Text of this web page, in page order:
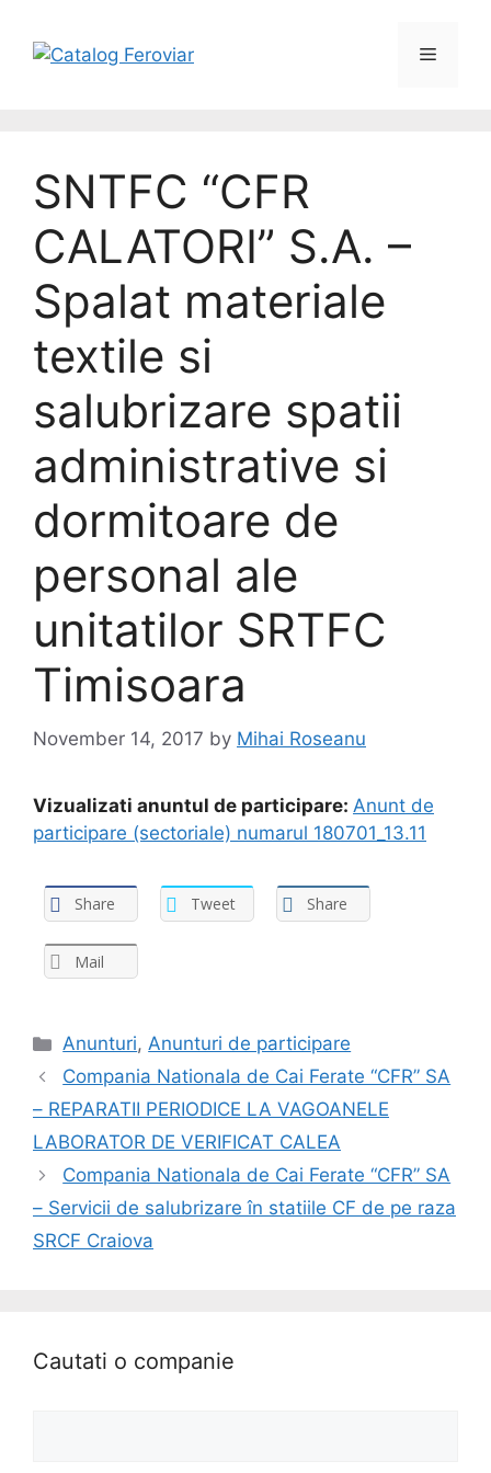
SNTFC “CFR
CALATORI” S.A. –
Spalat materiale
textile si
salubrizare spatii
administrative si
dormitoare de
personal ale
unitatilor SRTFC
Timisoara
November 14, 2017 by Mihai Roseanu
Vizualizati anuntul de participare: Anunt de
participare (sectoriale) numarul 180701_13.11
Share Tweet Share
Mail
Anunturi,Anunturi de participare
Compania Nationala de Cai Ferate “CFR” SA
– REPARATII PERIODICE LA VAGOANELE
LABORATOR DE VERIFICAT CALEA
Compania Nationala de Cai Ferate “CFR” SA
– Servicii de salubrizare în statiile CF de pe raza
SRCF Craiova
Cautati o companie